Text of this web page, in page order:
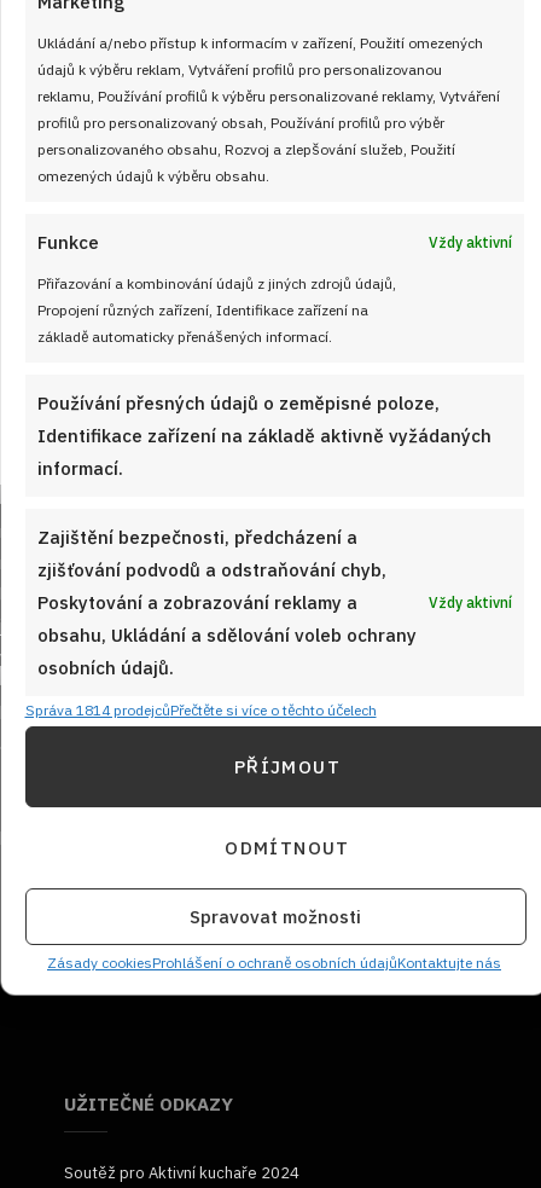
Ukládání a/nebo přístup k informacím v zařízení, Použití omezených
údajů k výběru reklam, Vytváření profilů pro personalizovanou
reklamu, Používání profilů k výběru personalizované reklamy, Vytváření
profilů pro personalizovaný obsah, Používání profilů pro výběr
personalizovaného obsahu, Rozvoj a zlepšování služeb, Použití
omezených údajů k výběru obsahu.
Funkce Vždy aktivní
Přiřazování a kombinování údajů z jiných zdrojů údajů,
Propojení různých zařízení, Identifikace zařízení na
základě automaticky přenášených informací.
Používání přesných údajů o zeměpisné poloze,
Identifikace zařízení na základě aktivně vyžádaných
informací.
Zajištění bezpečnosti, předcházení a
zjišťování podvodů a odstraňování chyb,
Poskytování a zobrazování reklamy a
obsahu, Ukládání a sdělování voleb ochrany
osobních údajů.
Vždy aktivní
Správa 1814 prodejcůPřečtěte si více o těchto účelech
PŘÍJMOUT
ODMÍTNOUT
Spravovat možnosti
Zásady cookiesProhlášení o ochraně osobních údajůKontaktujte nás
Velký test slunečnicových olejů 2026: 7
liší cenou i kvalitou
odJANA DUCHOŇOVÁ 7. 8. 2026 JAK VAŘIT
NEZMEŠKEJTE ŽÁDNÝ RECEPT!
UŽITEČNÉ ODKAZY
Soutěž pro Aktivní kuchaře 2024